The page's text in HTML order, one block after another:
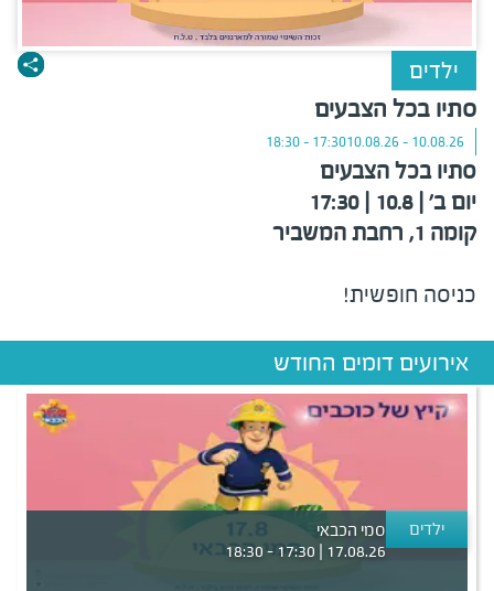
ילדים
סתיו בכל הצבעים
10.08.26 - 10.08.26
17:30 - 18:30
סתיו בכל הצבעים
יום ב' | 10.8 | 17:30
קומה 1, רחבת המשביר
כניסה חופשית!
אירועים דומים החודש
ילדים
סמי הכבאי
17.08.26 | 17:30 - 18:30